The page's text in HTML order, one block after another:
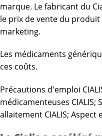
marque. Le fabricant du
le prix de vente du
marketing.
Les médicaments
ces coûts.
Précautions d'emploi
médicamenteuses CIALIS;
allaitement CIALIS; Aspect